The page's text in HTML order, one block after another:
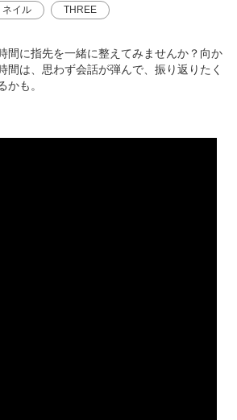
ネイル THREE
間に指先を一緒に整えてみませんか？向か
間は、思わず会話が弾んで、振り返りたく
かも。